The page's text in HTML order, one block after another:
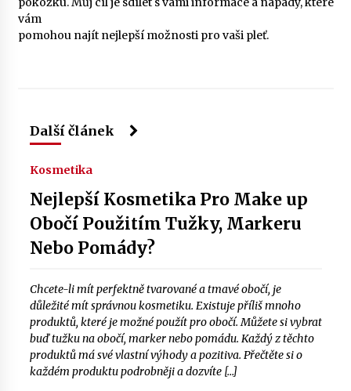
vám
pomohou najít nejlepší možnosti pro vaši pleť.
Další článek
Kosmetika
Nejlepší Kosmetika Pro Make up
Obočí Použitím Tužky, Markeru
Nebo Pomády?
Chcete-li mít perfektně tvarované a tmavé obočí, je
důležité mít správnou kosmetiku. Existuje příliš mnoho
produktů, které je možné použít pro obočí. Můžete si vybrat
buď tužku na obočí, marker nebo pomádu. Každý z těchto
produktů má své vlastní výhody a pozitiva. Přečtěte si o
každém produktu podrobněji a dozvíte […]